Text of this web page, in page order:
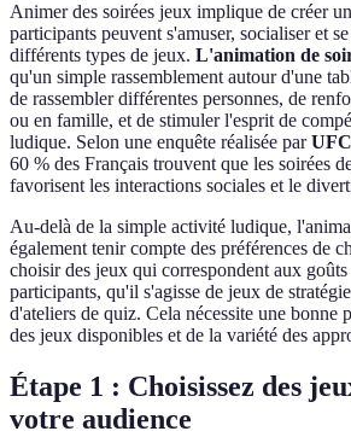
Animer des soirées jeux implique de créer
participants peuvent s'amuser, socialiser et
différents types de jeux. L'animation de
qu'un simple rassemblement autour d'une
de rassembler différentes personnes, de
ou en famille, et de stimuler l'esprit de
ludique. Selon une enquête réalisée par
60 % des Français trouvent que les soirées
favorisent les interactions sociales et le
Au-delà de la simple activité ludique,
également tenir compte des préférences de
choisir des jeux qui correspondent aux goûts
participants, qu'il s'agisse de jeux de
d'ateliers de quiz. Cela nécessite une bonne
des jeux disponibles et de la variété des
Étape 1 : Choisissez des
votre audience